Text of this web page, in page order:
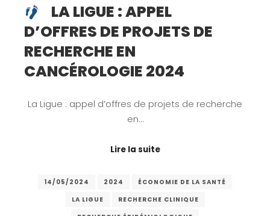
LA LIGUE : APPEL
D’OFFRES DE PROJETS DE
RECHERCHE EN
CANCÉROLOGIE 2024
La Ligue : appel d’offres de projets de recherche
en…
Lire la suite
14/05/2024 2024
ÉCONOMIE DE LA SANTÉ
LA LIGUE
RECHERCHE CLINIQUE